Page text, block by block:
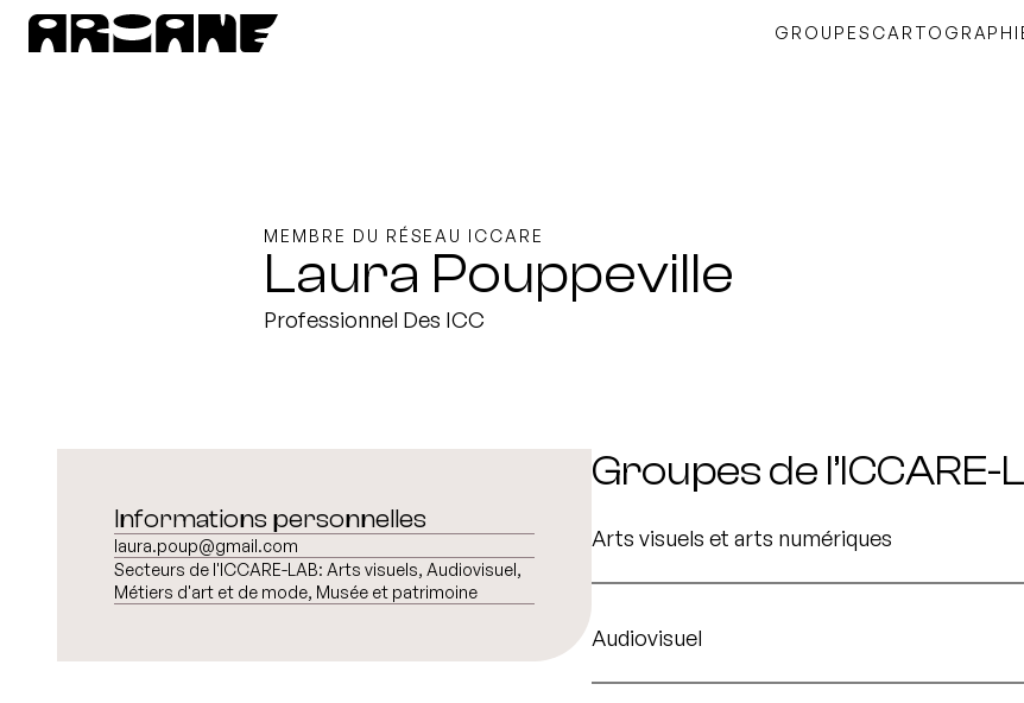
GROUPES
MEMBRE DU RÉSEAU ICCARE
Laura Pouppeville
Professionnel Des ICC
Informations personnelles
laura.poup@gmail.com
Secteurs de l'ICCARE-LAB: Arts visuels, Audiovisuel,
Métiers d'art et de mode, Musée et patrimoine
Groupes de l’ICCARE-
Arts visuels et arts numériques
Audiovisuel